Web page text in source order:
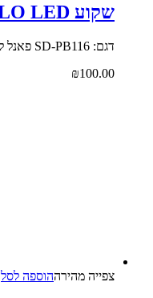
שקוע APOLLO LED עגול לתקרת גבס
דגם: SD-PB116 פאנל לד שקוע להתקנה קלה
₪100.00
צפייה‬ ‫מהירה‬הוספה לסל